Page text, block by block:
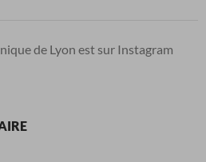
de Lyon est sur Instagram